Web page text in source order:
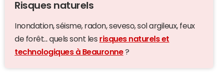
Risques naturels
Inondation, séisme, radon, seveso, sol argileux, feux
de forêt... quels sont les risques naturels et
technologiques à Beauronne?